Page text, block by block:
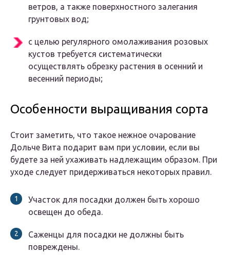
ветров, а также поверхностного залегания
грунтовых вод;
с целью регулярного омолаживания розовых
кустов требуется систематически
осуществлять обрезку растения в осенний и
весенний периоды;
Особенности выращивания сорта
Стоит заметить, что такое нежное очарование
Дольче Вита подарит вам при условии, если вы
будете за ней ухаживать надлежащим образом. При
уходе следует придерживаться некоторых правил.
Участок для посадки должен быть хорошо
освещен до обеда.
Саженцы для посадки не должны быть
повреждены.